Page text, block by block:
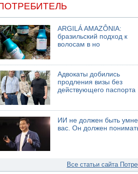
ARGILÁ AMAZÔNIA:
бразильский подход к
волосам в но
Адвокаты добились
продления визы без
действующего паспорта
ИИ не должен быть
вас. Он должен
Все статьи сайта